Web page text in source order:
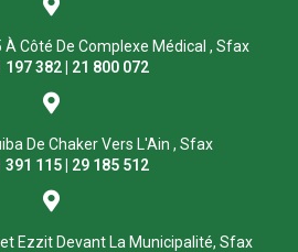
À Côté De Complexe Médical , Sfax
197 382 | 21 800 072
De Chaker Vers L'Ain , Sfax
391 115 | 29 185 512
Ezzit Devant La Municipalité, Sfax